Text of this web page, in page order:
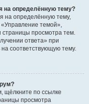
на определённую тему?
на определённую тему,
темой»,
страницы просмотра тем.
ответа» при
соответствующую тему.
щёлкните по ссылке
просмотра